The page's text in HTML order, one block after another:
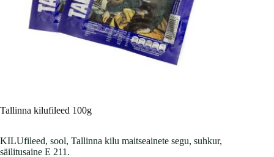
Tallinna kilufileed 100g
KILUfileed, sool, Tallinna kilu maitseainete segu, suhkur,
säilitusaine E 211.